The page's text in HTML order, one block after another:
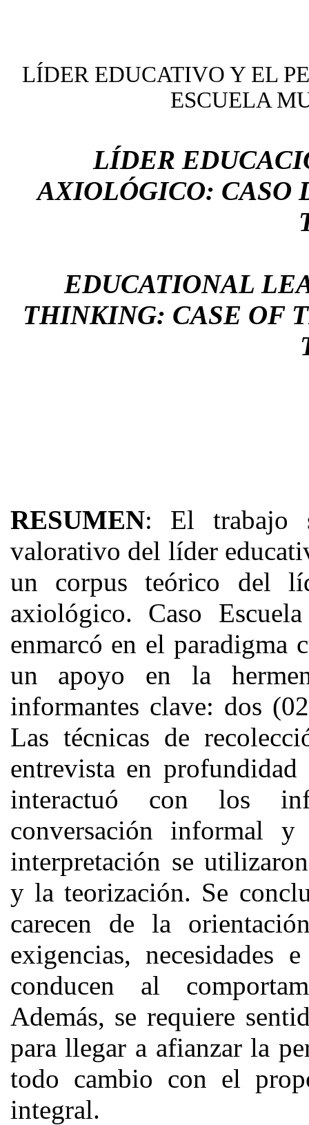
LÍDER EDUCATIVO Y EL
ESCUELA
LÍDER
AXIOLÓGICO: CASO
EDUCATIONAL
THINKING: CASE OF
RESUMEN: El trabajo
valorativo del líder
un corpus teórico del
axiológico. Caso
enmarcó en el paradigma
un apoyo en la
informantes clave: dos
Las técnicas de
entrevista en
interactuó con los
conversación informal
interpretación se
y la teorización. Se
carecen de la
exigencias, necesidades
conducen al
Además, se requiere
para llegar a afianzar la
todo cambio con el
integral.